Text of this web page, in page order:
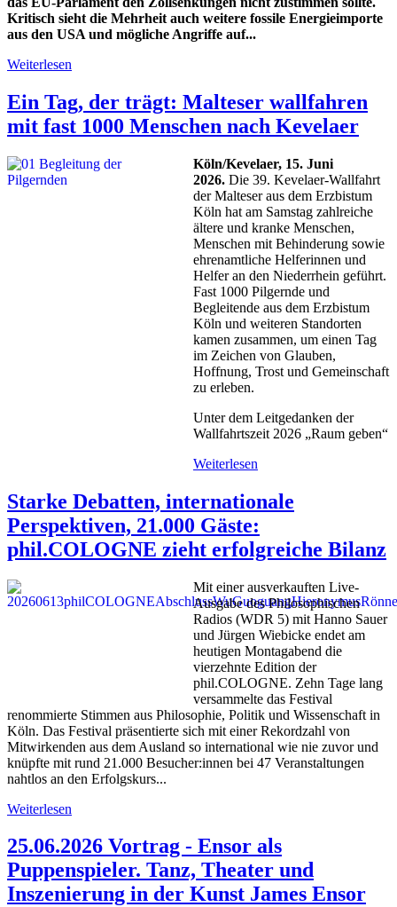
Kritisch sieht die Mehrheit auch weitere fossile Energieimporte
aus den USA und mögliche Angriffe auf...
Weiterlesen
Ein Tag, der trägt: Malteser wallfahren
mit fast 1000 Menschen nach Kevelaer
Köln/Kevelaer, 15. Juni
2026. Die 39. Kevelaer-Wallfahrt
der Malteser aus dem Erzbistum
Köln hat am Samstag zahlreiche
ältere und kranke Menschen,
Menschen mit Behinderung sowie
ehrenamtliche Helferinnen und
Helfer an den Niederrhein geführt.
Fast 1000 Pilgernde und
Begleitende aus dem Erzbistum
Köln und weiteren Standorten
kamen zusammen, um einen Tag
im Zeichen von Glauben,
Hoffnung, Trost und Gemeinschaft
zu erleben.
Unter dem Leitgedanken der
Wallfahrtszeit 2026 „Raum geben“
Weiterlesen
Starke Debatten, internationale
Perspektiven, 21.000 Gäste:
phil.COLOGNE zieht erfolgreiche Bilanz
Mit einer ausverkauften Live-
Ausgabe des Philosophischen
Radios (WDR 5) mit Hanno Sauer
und Jürgen Wiebicke endet am
heutigen Montagabend die
vierzehnte Edition der
phil.COLOGNE. Zehn Tage lang
versammelte das Festival
renommierte Stimmen aus Philosophie, Politik und Wissenschaft in
Köln. Das Festival präsentierte sich mit einer Rekordzahl von
Mitwirkenden aus dem Ausland so international wie nie zuvor und
knüpfte mit rund 21.000 Besucher:innen bei 47 Veranstaltungen
nahtlos an den Erfolgskurs...
Weiterlesen
25.06.2026 Vortrag - Ensor als
Puppenspieler. Tanz, Theater und
Inszenierung in der Kunst James Ensor